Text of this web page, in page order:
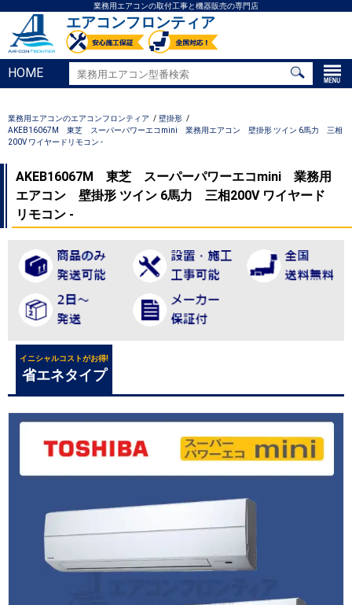
業務用エアコンの取付工事と機器販売の専門店
エアコンフロンティア
HOME
業務用エアコンのエアコンフロンティア
壁掛形
AKEB16067M 東芝 スーパーパワーエコmini 業務用エアコン 壁掛形 ツイン 6馬力 三相
200V ワイヤードリモコン -
AKEB16067M 東芝 スーパーパワーエコmini 業務用
エアコン 壁掛形 ツイン 6馬力 三相200V ワイヤード
リモコン -
イニシャルコストがお得!
省エネタイプ